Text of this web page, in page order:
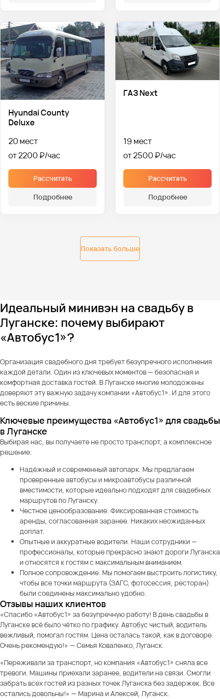
Hyundai County
Deluxe
20 мест
от 2200 ₽
Рассчитать
Подробнее
ГАЗ Next
19 мест
от 2500 ₽
Рассчитать
Подробнее
Показать больше
Идеальный минивэн на свадьбу в
Луганске: почему выбирают
«Автобус1»?
Организация свадебного дня требует безупречного исполнения
каждой детали. Один из ключевых моментов — безопасная и
комфортная доставка гостей. В Луганске многие молодожены
доверяют эту важную задачу компании «Автобус1». И для этого
есть веские причины.
Ключевые преимущества «Автобус1» для свадьбы
в Луганске
Выбирая нас, вы получаете не просто транспорт, а комплексное
решение:
Надёжный и современный автопарк. Мы предлагаем
проверенные автобусы и микроавтобусы различной
вместимости, которые идеально подходят для свадебных
маршрутов по Луганску.
Честное ценообразование. Фиксированная стоимость
аренды, согласованная заранее. Никаких неожиданных
доплат.
Опытные и аккуратные водители. Наши сотрудники —
профессионалы, которые прекрасно знают дороги Луганска
и относятся к гостям с максимальным вниманием.
Полное сопровождение. Мы помогаем выстроить логистику,
чтобы все точки маршрута (ЗАГС, фотосессия, ресторан)
были соединены максимально удобно.
Отзывы наших клиентов
«Спасибо «Автобус1» за безупречную работу! В день свадьбы в
Луганске всё было чётко по графику. Автобус чистый, водитель
вежливый, помогал гостям. Цена осталась такой, как в договоре.
Очень рекомендую!» — Семья Коваленко, Луганск.
«Переживали за транспорт, но компания «Автобус1» сняла все
тревоги. Машины приехали заранее, водители на связи. Смогли
забрать всех гостей из разных точек Луганска без задержек. Все
остались довольны!» — Марина и Алексей, Луганск.